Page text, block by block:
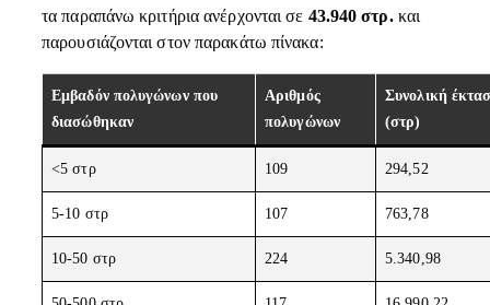
τα παραπάνω κριτήρια ανέρχονται σε 43.940 στρ.και
παρουσιάζονται στον παρακάτω πίνακα:
Εμβαδόν πολυγώνων που
διασώθηκαν
Αριθμός
πολυγώνων
Συνολική
(στρ)
<5 στρ 109 294,52
5-10 στρ 107 763,78
10-50 στρ 224 5.340,98